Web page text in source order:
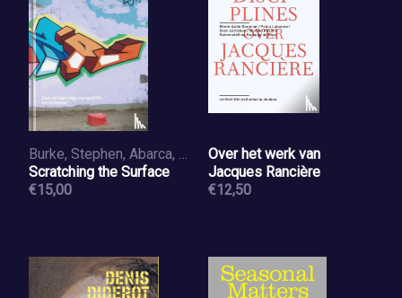
Burke, Stephen, Abarca, Javier, Hernandez, Ana Maria, Kaltenhäuser, Robert, Martis, Raenys, Haar, Lene ter, Vermeulen, Robin, Jongh, Daniël de
Scratching the Surface
€15,00
Over het werk van
Jacques Rancière
€12,50